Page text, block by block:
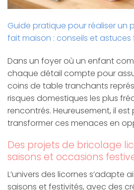
Guide pratique pour réaliser un
fait maison : conseils et astuces
Dans un foyer où un enfant
chaque détail compte pour
coins de table tranchants
risques domestiques les plus
rencontrés. Heureusement, il est
transformer ces menaces en
Des projets de bricolage
saisons et occasions
L’univers des licornes s’adapte
saisons et festivités, avec des